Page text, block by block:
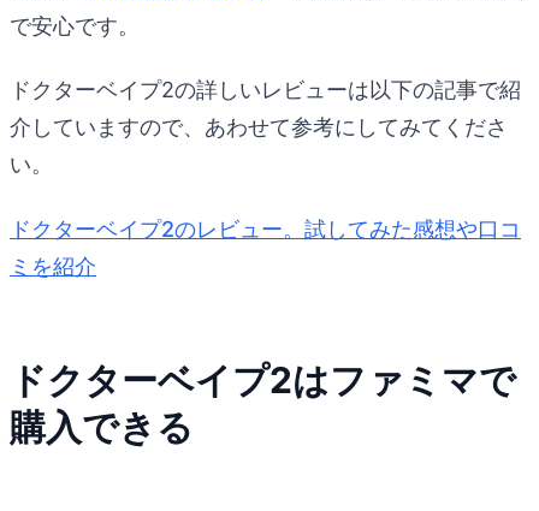
で安心です。
ドクターベイプ2の詳しいレビューは以下の記事で紹
介していますので、あわせて参考にしてみてくださ
い。
ドクターベイプ2のレビュー。試してみた感想や口コ
ミを紹介
ドクターベイプ2はファミマで
購入できる